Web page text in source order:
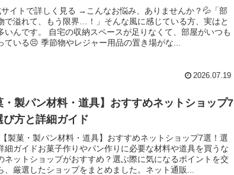
イトで詳しく見る →こんなお悩み、ありませんか？💦「部
で溢れて、もう限界…！」そんな風に感じている方、実はと
いんです。 自宅の収納スペースが足りなくて、部屋がいつも
ている😣 季節物やレジャー用品の置き場がな...
2026.07.19
・製パン材料・道具】おすすめネットショップ7
び方と詳細ガイド
【製菓・製パン材料・道具】おすすめネットショップ7選！選
細ガイドお菓子作りやパン作りに必要な材料や道具を買うな
ネットショップがおすすめ？選ぶ際に気になるポイントを交
、厳選したショップをまとめました。ネット通販...